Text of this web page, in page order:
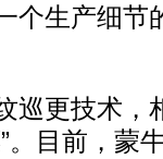
个生产细节
更技术，
。目前，蒙